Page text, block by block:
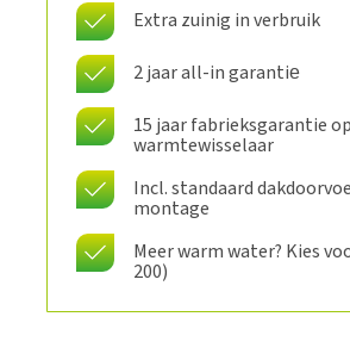
Extra zuinig in verbruik​
2 jaar all-in garantie​
15 jaar fabrieksgarantie op
warmtewisselaar​
Incl. standaard
montage
Meer warm water? Kies
200)